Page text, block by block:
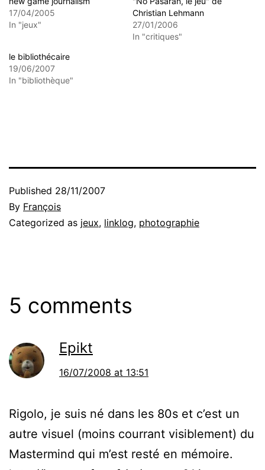
17/04/2005
In "jeux"
Christian Lehmann
27/01/2006
In "critiques"
le bibliothécaire
19/06/2007
In "bibliothèque"
Published 28/11/2007
By François
Categorized as jeux, linklog, photographie
5 comments
Epikt
16/07/2008 at 13:51
Rigolo, je suis né dans les 80s et c’est un
autre visuel (moins courrant visiblement) du
Mastermind qui m’est resté en mémoire.